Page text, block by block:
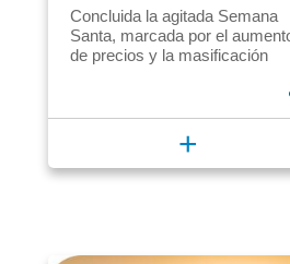
Concluida la agitada Semana
Santa, marcada por el
de precios y la masificación
+